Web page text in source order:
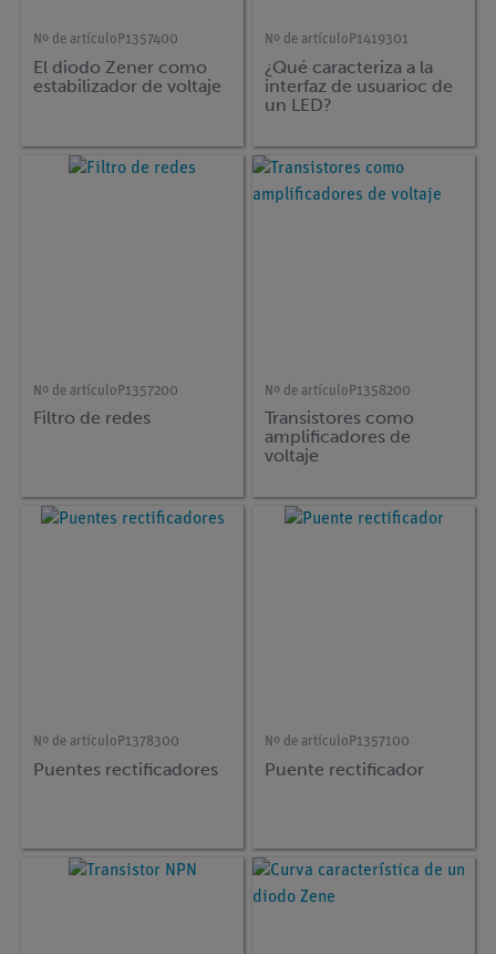
Nº de artículo P1357400
El diodo Zener como
estabilizador de voltaje
Nº de artículo P1419301
¿Qué caracteriza a la
interfaz de usuarioc de
un LED?
Nº de artículo P1357200
Filtro de redes
Nº de artículo P1358200
Transistores como
amplificadores de
voltaje
Nº de artículo P1378300
Puentes rectificadores
Nº de artículo P1357100
Puente rectificador